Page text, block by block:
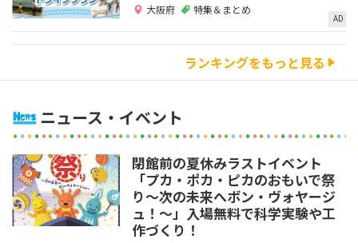
大阪府 特集＆まとめ
AD
ランキングをもっと見る
ニュース・イベント
閉館前の夏休みラストイベント
「プカ・ポカ・ピカのおもいで祭
り～次の未来へボン・ヴォヤージ
ュ！～」入場無料で科学実験や工
作づくり！